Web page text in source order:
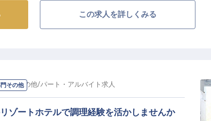
る「コンドミニアムホテル」をプロデュースしてい
規開発も準備中で、さらなる成長をしていきます。
この求人を詳しくみる
その他
部門その他/パート・アルバイト求人
ゾートホテルで調理経験を活かしませんか